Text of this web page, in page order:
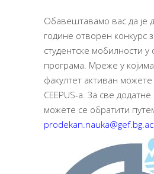
Обавештавамо вас да је
године отворен конкурс
студентске мобилности у
програма. Мреже у
факултет активан
CEEPUS-a. За све
можете се обратити